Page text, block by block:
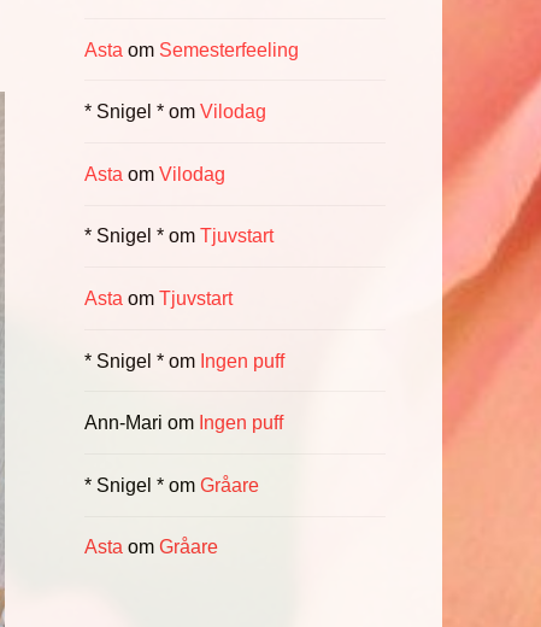
Asta om Semesterfeeling
* Snigel *om Vilodag
Asta om Vilodag
* Snigel *om Tjuvstart
Asta om Tjuvstart
* Snigel *om Ingen puff
Ann-Mari om Ingen puff
* Snigel *om Gråare
Astaom Gråare